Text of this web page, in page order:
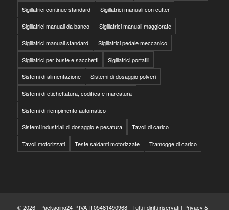
Sigillatrici continue standard Sigillatrici manuali con cutter
Sigillatrici manuali da banco Sigillatrici manuali maggiorate
Sigillatrici manuali standard Sigillatrici pedale meccanico
Sigillatrici per buste e sacchetti Sigillatrici portatili
Sistemi di alimentazione Sistemi di dosaggio polveri
Sistemi di etichettatura, codifica e marcatura
Sistemi di riempimento automatico
Sistemi industriali di dosaggio e pesatura Tavoli di carico
Tavoli motorizzati Teste saldanti motorizzate Tramogge di carico
© 2026 - Packaging24 P.IVA IT05481490968 - Tutti i diritti riservati | Privacy &